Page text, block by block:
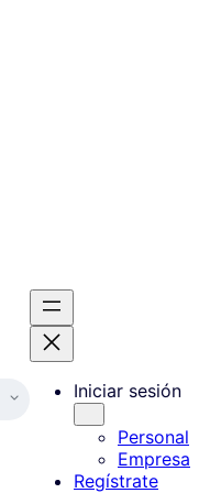
Iniciar sesión
Personal
Empresa
Regístrate